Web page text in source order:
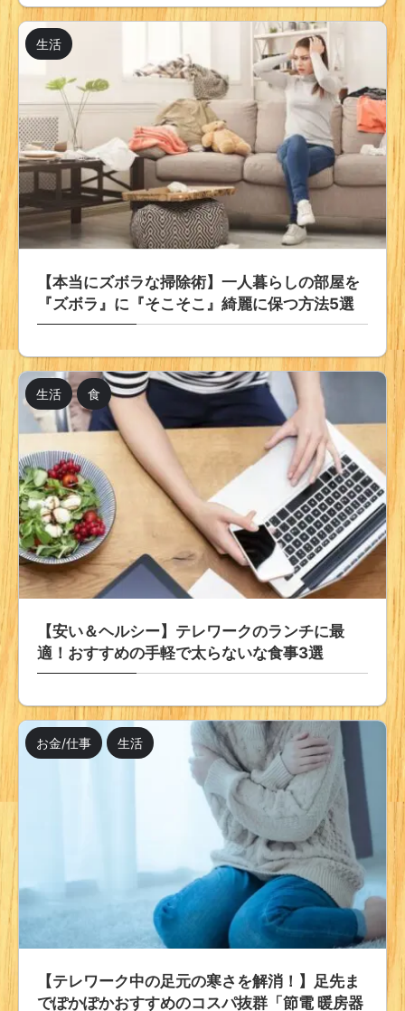
生活
【本当にズボラな掃除術】一人暮らしの部屋を
『ズボラ』に『そこそこ』綺麗に保つ方法5選
生活 食
【安い＆ヘルシー】テレワークのランチに最
適！おすすめの手軽で太らないな食事3選
お金/仕事 生活
【テレワーク中の足元の寒さを解消！】足先ま
でぽかぽかおすすめのコスパ抜群「節電 暖房器